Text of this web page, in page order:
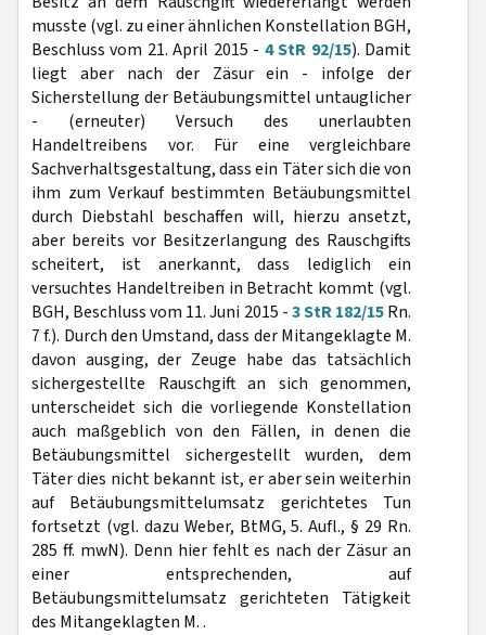
musste (vgl. zu einer ähnlichen Konstellation BGH,
Beschluss vom 21. April 2015 - 4 StR 92/15). Damit
liegt aber nach der Zäsur ein - infolge der
Sicherstellung der Betäubungsmittel untauglicher
- (erneuter) Versuch des unerlaubten
Handeltreibens vor. Für eine vergleichbare
Sachverhaltsgestaltung, dass ein Täter sich die von
ihm zum Verkauf bestimmten Betäubungsmittel
durch Diebstahl beschaffen will, hierzu ansetzt,
aber bereits vor Besitzerlangung des Rauschgifts
scheitert, ist anerkannt, dass lediglich ein
versuchtes Handeltreiben in Betracht kommt (vgl.
BGH, Beschluss vom 11. Juni 2015 -3 StR 182/15Rn.
7 f.). Durch den Umstand, dass der Mitangeklagte M.
davon ausging, der Zeuge habe das tatsächlich
sichergestellte Rauschgift an sich genommen,
unterscheidet sich die vorliegende Konstellation
auch maßgeblich von den Fällen, in denen die
Betäubungsmittel sichergestellt wurden, dem
Täter dies nicht bekannt ist, er aber sein weiterhin
auf Betäubungsmittelumsatz gerichtetes Tun
fortsetzt (vgl. dazu Weber, BtMG, 5. Aufl., § 29 Rn.
285 ff. mwN). Denn hier fehlt es nach der Zäsur an
einer entsprechenden, auf
Betäubungsmittelumsatz gerichteten Tätigkeit
des Mitangeklagten M. .